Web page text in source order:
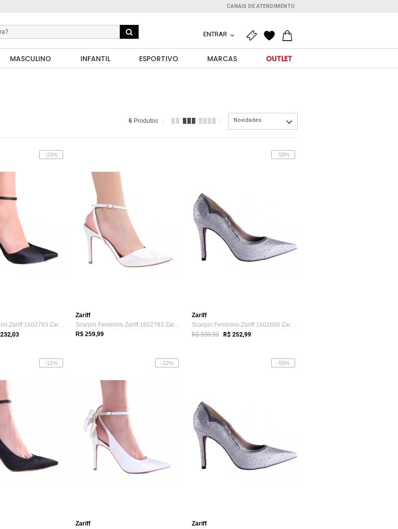
CANAIS DE ATENDIMENTO
ENTRAR
MASCULINO INFANTIL ESPORTIVO MARCAS OUTLET
6 Produtos Novidades
-23%
Scarpin Feminino Zariff 1602783 Zariff Preto
Zariff
Scarpin Feminino Zariff 1602783 Zariff Branco
R$ 259,99
-58%
Zariff
Scarpin Feminino Zariff 1602600 Zariff Prata
R$ 599,99 R$ 252,99
-12% -12%
Zariff
-58%
Zariff